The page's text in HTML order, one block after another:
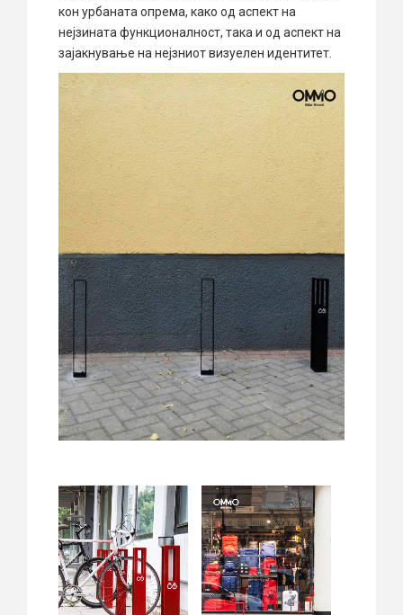
кон урбаната опрема, како од аспект на
нејзината функционалност, така и од аспект на
зајакнување на нејзниот визуелен идентитет.